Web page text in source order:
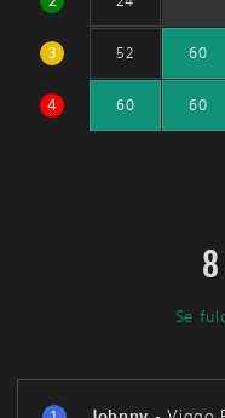
3 52 60
4 60 60
Se